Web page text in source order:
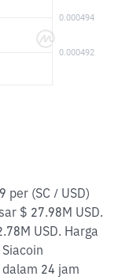
per (SC / USD)
$ 27.98M USD.
USD. Harga
24 jam